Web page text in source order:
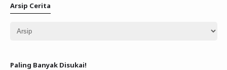
Arsip Cerita
Paling Banyak Disukai!